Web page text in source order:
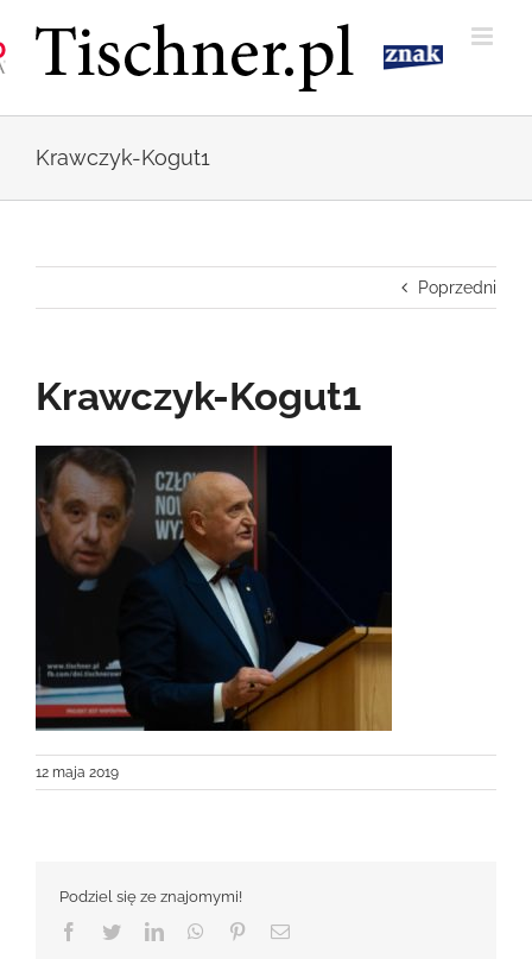
zawartości
Krawczyk-Kogut1
Poprzedni
Krawczyk-Kogut1
12 maja 2019
Podziel się ze znajomymi!
Facebook
TwitterLinkedInWhatsApp
PinterestEmail